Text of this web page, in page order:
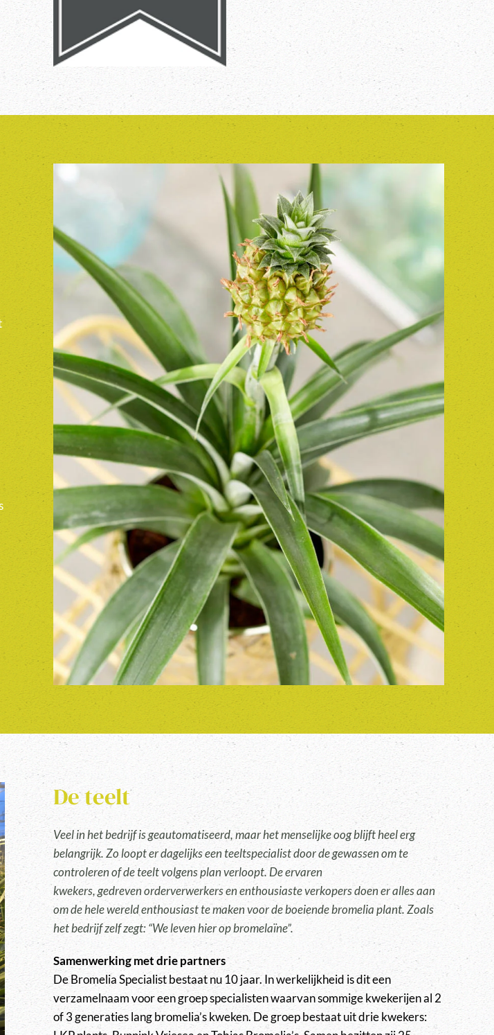
De teelt
Veel in het bedrijf is geautomatiseerd, maar het menselijke oog blijft heel erg
belangrijk. Zo loopt er dagelijks een teeltspecialist door de gewassen om te
controleren of de teelt volgens plan verloopt. De ervaren
kwekers, gedreven orderverwerkers en enthousiaste verkopers doen er alles aan
om de hele wereld enthousiast te maken voor de boeiende bromelia plant. Zoals
het bedrijf zelf zegt: “We leven hier op bromelaïne”.
Samenwerking met drie partners
De Bromelia Specialist bestaat nu 10 jaar. In werkelijkheid is dit een
verzamelnaam voor een groep specialisten waarvan sommige kwekerijen al 2
of 3 generaties lang bromelia’s kweken. De groep bestaat uit drie kwekers: